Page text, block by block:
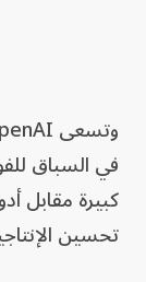
في السباق
كبيرة مقابل
تحسين